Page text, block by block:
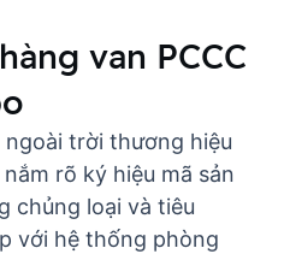
van PCCC
ngoài trời thương hiệu
rõ ký hiệu mã sản
chủng loại và tiêu
với hệ thống phòng